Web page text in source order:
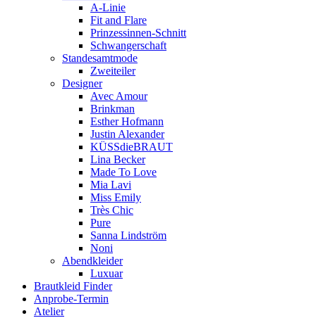
A-Linie
Fit and Flare
Prinzessinnen-Schnitt
Schwangerschaft
Standesamtmode
Zweiteiler
Designer
Avec Amour
Brinkman
Esther Hofmann
Justin Alexander
KÜSSdieBRAUT
Lina Becker
Made To Love
Mia Lavi
Miss Emily
Très Chic
Pure
Sanna Lindström
Noni
Abendkleider
Luxuar
Brautkleid Finder
Anprobe-Termin
Atelier